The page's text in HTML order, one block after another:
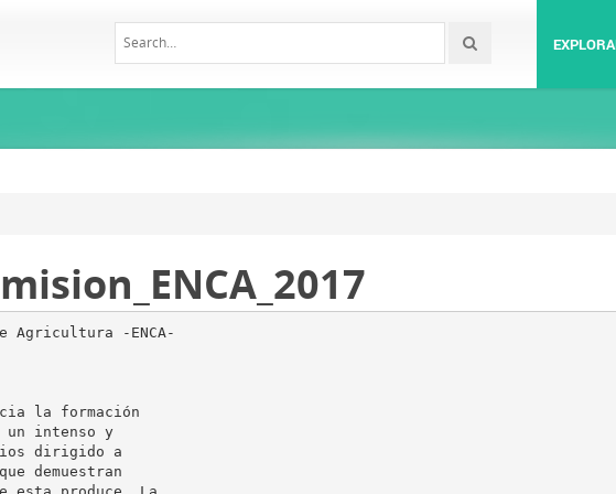
Agricultura -ENCA-
la formación
un intenso y
dirigido a
demuestran
produce. La